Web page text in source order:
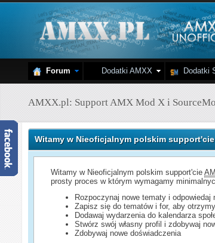
Forum Dodatki AMXX Dodatki
AMXX.pl: Support AMX Mod X i
Witamy w Nieoficjalnym polskim support'cie
Witamy w Nieoficjalnym polskim support'cie
prosty proces w którym wymagamy
Rozpoczynaj nowe tematy i odpowiedaj
Zapisz się do tematów i for, aby
Dodawaj wydarzenia do kalendarza
Stwórz swój własny profil i zdobywaj
Zdobywaj nowe doświadczenia